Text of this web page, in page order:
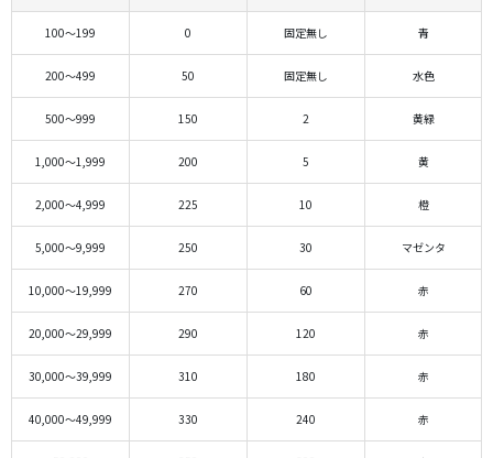
100～199 0 固定無し 青
200～499 50 固定無し 水色
500～999 150 2 黄緑
1,000～1,999 200 5 黄
2,000～4,999 225 10 橙
5,000～9,999 250 30 マゼンタ
10,000～19,999 270 60 赤
20,000～29,999 290 120 赤
30,000～39,999 310 180 赤
40,000～49,999 330 240 赤